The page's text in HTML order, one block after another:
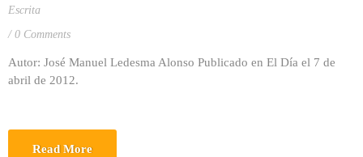
Escrita
0 Comments
Autor: José Manuel Ledesma Alonso Publicado en El Día el 7 de
abril de 2012.
Read More